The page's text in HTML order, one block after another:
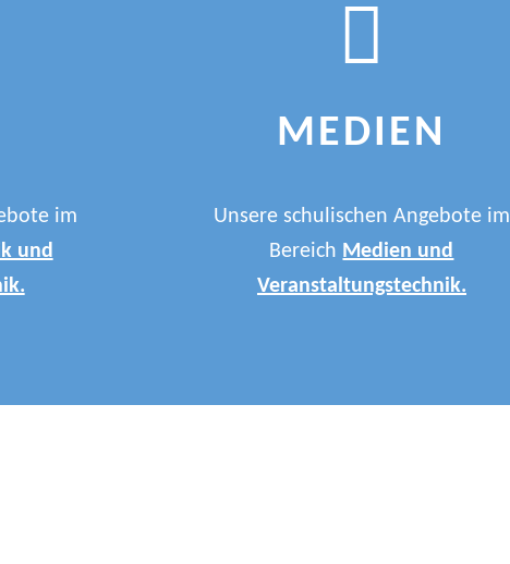
im
und
MEDIEN
Unsere schulischen Angebote im
Bereich Medien und
Veranstaltungstechnik.